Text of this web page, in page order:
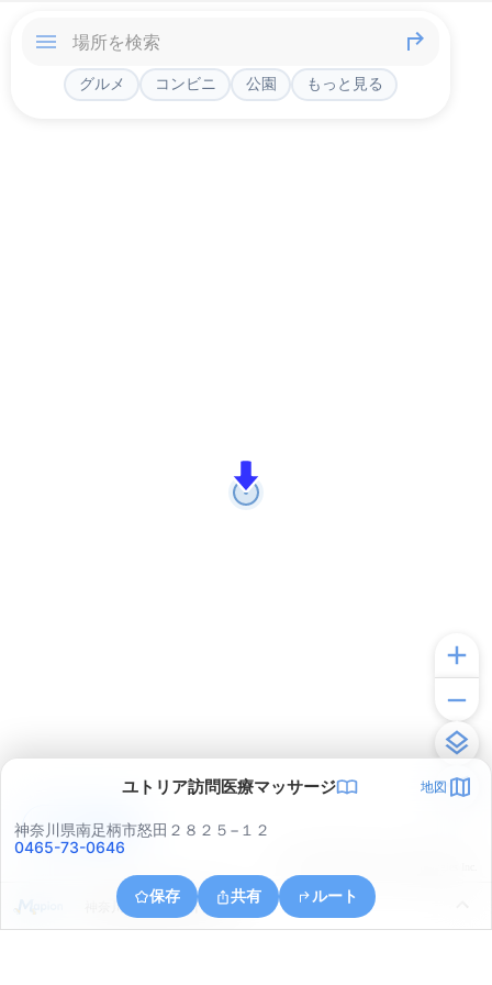
グルメ コンビニ 公園 もっと見る
ユトリア訪問医療マッサージ 地図
神奈川県南足柄市怒田２８２５−１２
0465-73-0646
保存 共有 ルート
神奈川県南足柄市千津島
アプリで見る